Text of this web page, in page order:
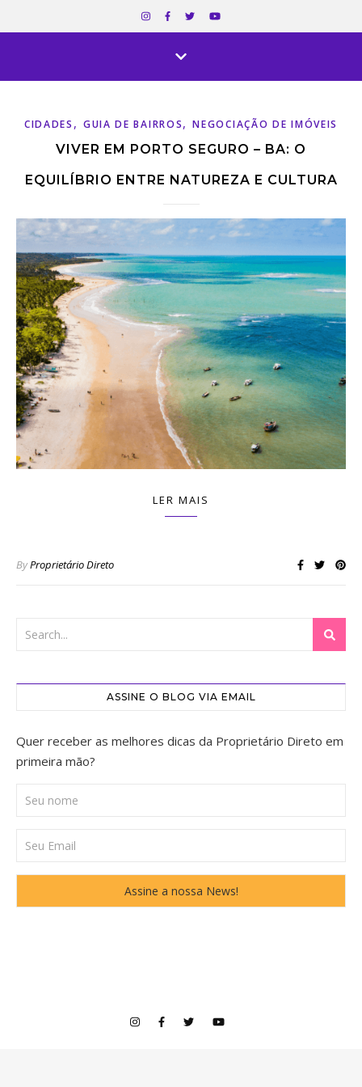
CIDADES , GUIA DE BAIRROS,NEGOCIAÇÃO DE IMÓVEIS
VIVER EM PORTO SEGURO – BA: O
EQUILÍBRIO ENTRE NATUREZA E CULTURA
LER MAIS
ByProprietário Direto
ASSINE O BLOG VIA EMAIL
Quer receber as melhores dicas da Proprietário Direto em
primeira mão?